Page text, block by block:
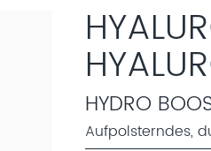
HYDRO
Aufpolsterndes,